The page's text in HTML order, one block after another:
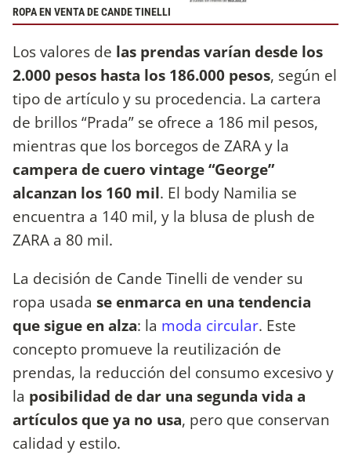
ROPA EN VENTA DE CANDE TINELLI
Los valores de las prendas varían desde los
2.000 pesos hasta los 186.000 pesos, según el
tipo de artículo y su procedencia. La cartera
de brillos “Prada” se ofrece a 186 mil pesos,
mientras que los borcegos de ZARA y la
campera de cuero vintage “George”
alcanzan los 160 mil. El body Namilia se
encuentra a 140 mil, y la blusa de plush de
ZARA a 80 mil.
La decisión de Cande Tinelli de vender su
ropa usada se enmarca en una tendencia
que sigue en alza: la moda circular. Este
concepto promueve la reutilización de
prendas, la reducción del consumo excesivo y
la posibilidad de dar una segunda vida a
artículos que ya no usa, pero que conservan
calidad y estilo.